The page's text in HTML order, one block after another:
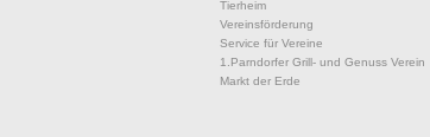
Tierheim
Vereinsförderung
Service für Vereine
1.Parndorfer Grill- und Genuss Verein
Markt der Erde